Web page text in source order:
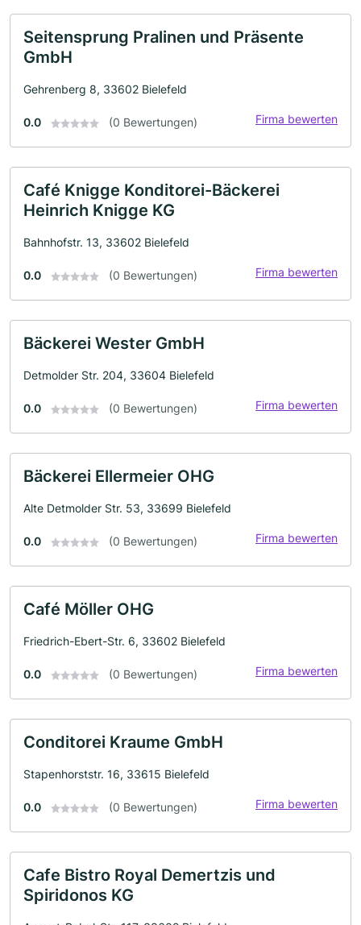
Seitensprung Pralinen und Präsente
GmbH
Gehrenberg 8, 33602 Bielefeld
0.0 (0 Bewertungen) Firma bewerten
Café Knigge Konditorei-Bäckerei
Heinrich Knigge KG
Bahnhofstr. 13, 33602 Bielefeld
0.0 (0 Bewertungen) Firma bewerten
Bäckerei Wester GmbH
Detmolder Str. 204, 33604 Bielefeld
0.0 (0 Bewertungen) Firma bewerten
Bäckerei Ellermeier OHG
Alte Detmolder Str. 53, 33699 Bielefeld
0.0 (0 Bewertungen) Firma bewerten
Café Möller OHG
Friedrich-Ebert-Str. 6, 33602 Bielefeld
0.0 (0 Bewertungen) Firma bewerten
Conditorei Kraume GmbH
Stapenhorststr. 16, 33615 Bielefeld
0.0 (0 Bewertungen) Firma bewerten
Cafe Bistro Royal Demertzis und
Spiridonos KG